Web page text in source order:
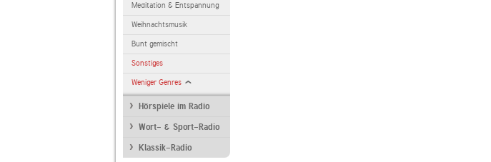
Meditation & Entspannung
Weihnachtsmusik
Bunt gemischt
Sonstiges
Weniger Genres
Hörspiele im Radio
Wort- & Sport-Radio
Klassik-Radio